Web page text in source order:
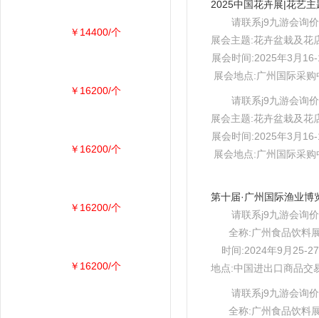
请联系j9九游会询价
展会主题:花卉盆栽及花
展会时间:2025年3月
展会地点:广州国际采购
请联系j9九游会询价
展会主题:花卉盆栽及花
展会时间:2025年3月
展会地点:广州国际采购
请联系j9九游会询价
全称:广州食品饮料
时间:2024年9月25-
地点:中国进出口商品交
请联系j9九游会询价
全称:广州食品饮料
￥14400/个
￥16200/个
￥16200/个
￥16200/个
￥16200/个